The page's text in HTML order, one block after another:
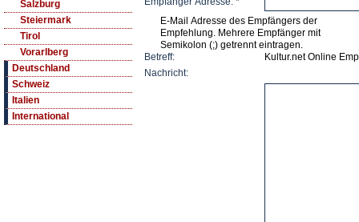
Salzburg
Steiermark
Tirol
Vorarlberg
Deutschland
Schweiz
Italien
International
E-Mail Adresse des Empfängers der
Empfehlung. Mehrere Empfänger mit
Semikolon (;) getrennt eintragen.
Betreff:
Kultur.net Online
Nachricht: